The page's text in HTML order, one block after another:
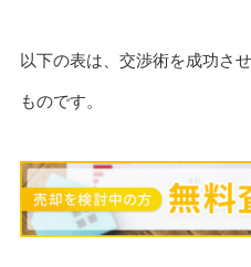
以下の表は、交渉術を成功さ
ものです。